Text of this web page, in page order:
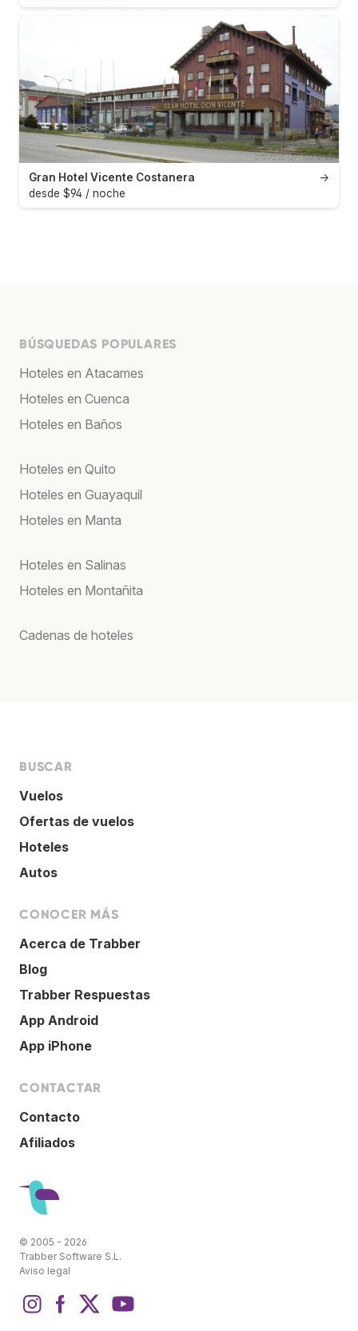
→
Gran Hotel Vicente Costanera
desde $94 / noche
BÚSQUEDAS POPULARES
Hoteles en Atacames
Hoteles en Cuenca
Hoteles en Baños
Hoteles en Quito
Hoteles en Guayaquil
Hoteles en Manta
Hoteles en Salinas
Hoteles en Montañita
Cadenas de hoteles
BUSCAR
Vuelos
Ofertas de vuelos
Hoteles
Autos
CONOCER MÁS
Acerca de Trabber
Blog
Trabber Respuestas
App Android
App iPhone
CONTACTAR
Contacto
Afiliados
© 2005 - 2026
Trabber Software S.L.
Aviso legal